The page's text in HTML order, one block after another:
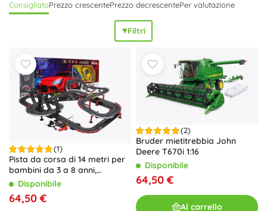
ConsigliatoPrezzo crescentePrezzo decrescentePer valutazione
Filtri
(1)
Pista da corsa di 14 metri per
bambini da 3 a 8 anni,
funzione di cambio velocità e
2 auto
Disponibile
64,50 €
(2)
Bruder mietitrebbia John
Deere T670i 1:16
Disponibile
64,50 €
Al carrello